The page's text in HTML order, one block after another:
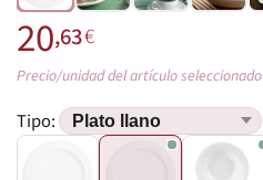
20,63€
Precio/unidad del artículo seleccionado
Tipo: